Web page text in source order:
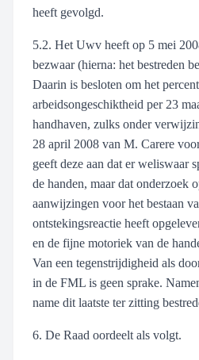
heeft gevolgd.
5.2. Het Uwv heeft op 5 mei
bezwaar (hierna: het bestreden
Daarin is besloten om het
arbeidsongeschiktheid per 23
handhaven, zulks onder
28 april 2008 van M. Carere
geeft deze aan dat er weliswaar
de handen, maar dat onderzoek
aanwijzingen voor het bestaan
ontstekingsreactie heeft
en de fijne motoriek van de
Van een tegenstrijdigheid als
in de FML is geen sprake.
name dit laatste ter zitting
6. De Raad oordeelt als volgt.